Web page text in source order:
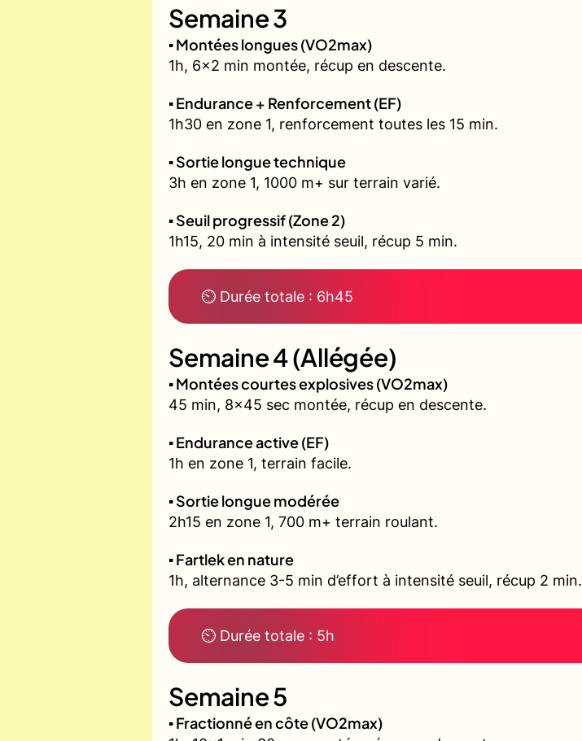
Semaine 3
▪️ Montées longues (VO2max)
1h, 6x2 min montée, récup en descente.
▪️ Endurance + Renforcement (EF)
1h30 en zone 1, renforcement toutes les 15 min.
▪️ Sortie longue technique
3h en zone 1, 1000 m+ sur terrain varié.
▪️ Seuil progressif (Zone 2)
1h15, 20 min à intensité seuil, récup 5 min.
⏲ Durée totale : 6h45
Semaine 4 (Allégée)
▪️ Montées courtes explosives (VO2max)
45 min, 8x45 sec montée, récup en descente.
▪️ Endurance active (EF)
1h en zone 1, terrain facile.
▪️ Sortie longue modérée
2h15 en zone 1, 700 m+ terrain roulant.
▪️ Fartlek en nature
1h, alternance 3-5 min d’effort à intensité seuil, récup 2 min.
⏲ Durée totale : 5h
Semaine 5
▪️ Fractionné en côte (VO2max)